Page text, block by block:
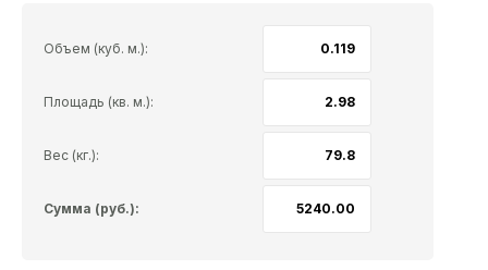
Объем (куб. м.):
Площадь (кв. м.):
Вес (кг.):
Сумма (руб.):